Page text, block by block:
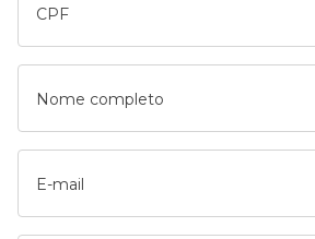
CPF
Nome completo
E-mail